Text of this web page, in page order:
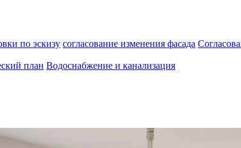
по эскизу согласование изменения фасада
план Водоснабжение и канализация